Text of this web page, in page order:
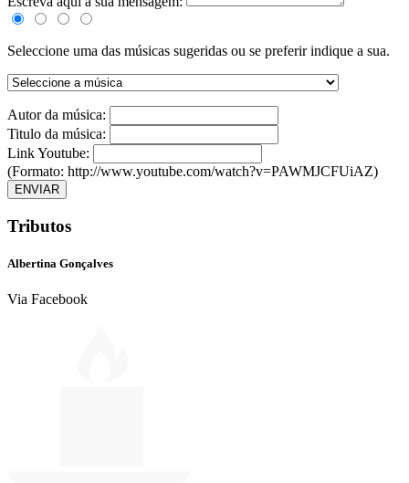
Seleccione uma das músicas sugeridas ou se preferir indique a sua.
Autor da música:
Titulo da música:
Link Youtube:
(Formato: http://www.youtube.com/watch?v=PAWMJCFUiAZ)
ENVIAR
Tributos
Albertina Gonçalves
Via Facebook